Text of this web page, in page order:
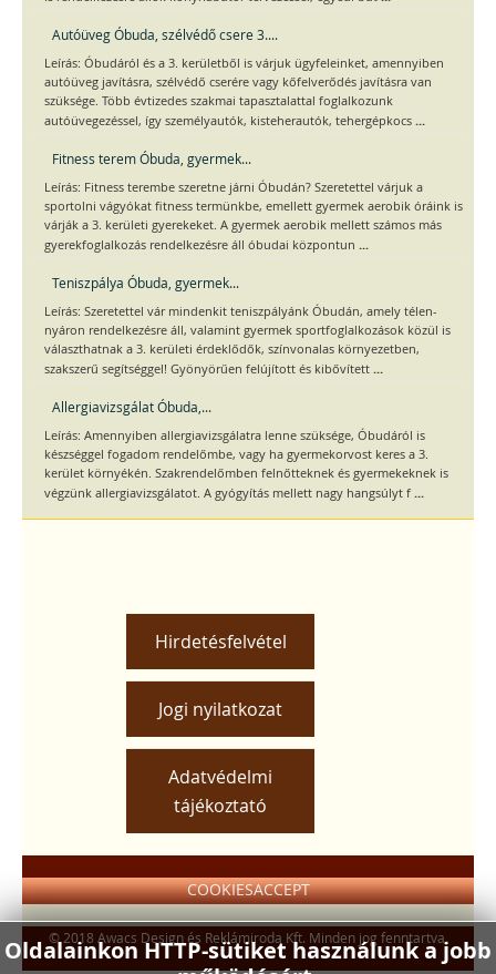
Autóüveg Óbuda, szélvédő csere 3....
Leírás: Óbudáról és a 3. kerületből is várjuk ügyfeleinket, amennyiben
autóüveg javításra, szélvédő cserére vagy kőfelverődés javításra van
szüksége. Több évtizedes szakmai tapasztalattal foglalkozunk
autóüvegezéssel, így személyautók, kisteherautók, tehergépkocs ...
Fitness terem Óbuda, gyermek...
Leírás: Fitness terembe szeretne járni Óbudán? Szeretettel várjuk a
sportolni vágyókat fitness termünkbe, emellett gyermek aerobik óráink is
várják a 3. kerületi gyerekeket. A gyermek aerobik mellett számos más
gyerekfoglalkozás rendelkezésre áll óbudai központun ...
Teniszpálya Óbuda, gyermek...
Leírás: Szeretettel vár mindenkit teniszpályánk Óbudán, amely télen-
nyáron rendelkezésre áll, valamint gyermek sportfoglalkozások közül is
választhatnak a 3. kerületi érdeklődők, színvonalas környezetben,
szakszerű segítséggel! Gyönyörűen felújított és kibővített ...
Allergiavizsgálat Óbuda,...
Leírás: Amennyiben allergiavizsgálatra lenne szüksége, Óbudáról is
készséggel fogadom rendelőmbe, vagy ha gyermekorvost keres a 3.
kerület környékén. Szakrendelőmben felnőtteknek és gyermekeknek is
végzünk allergiavizsgálatot. A gyógyítás mellett nagy hangsúlyt f ...
Hirdetésfelvétel
Jogi nyilatkozat
Adatvédelmi
tájékoztató
COOKIESACCEPT
Oldalainkon HTTP-sütiket használunk a jobb
© 2018 Awacs Design és Reklámiroda Kft. Minden jog fenntartva.